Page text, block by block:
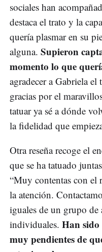
sociales han
destaca el trato y la
quería plasmar en su
alguna. Supieron
momento lo que
agradecer a Gabriela
gracias por el
tatuar ya sé a dónde
la fidelidad que
Otra reseña recoge el
que se ha tatuado
“Muy contentas con el
la atención.
iguales de un grupo de
individuales. Han sido
muy pendientes de